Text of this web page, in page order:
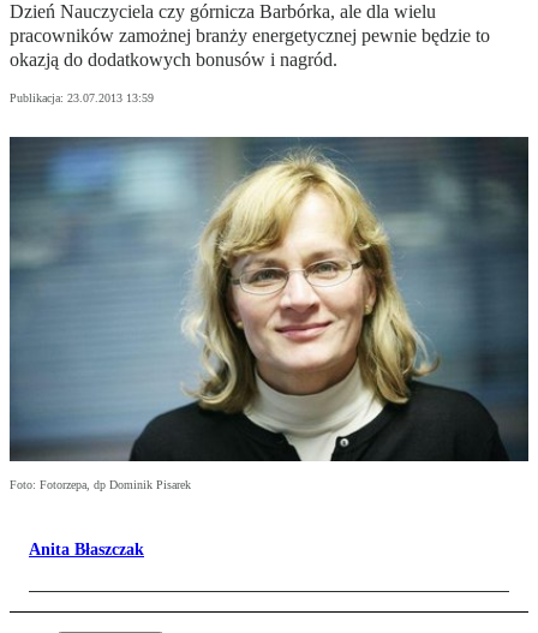
Dzień Nauczyciela czy górnicza Barbórka, ale dla wielu
pracowników zamożnej branży energetycznej pewnie będzie to
okazją do dodatkowych bonusów i nagród.
Publikacja: 23.07.2013 13:59
Foto: Fotorzepa, dp Dominik Pisarek
Anita Błaszczak